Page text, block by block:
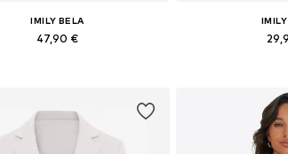
IMILY BELA
47,90 €
Į